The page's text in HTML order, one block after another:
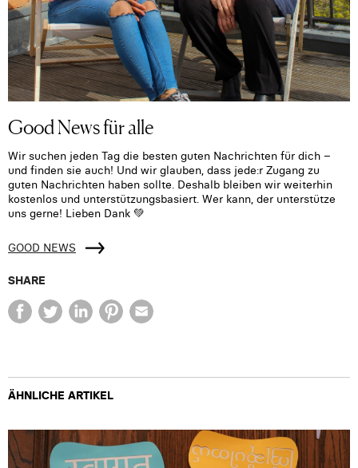
Good News für alle
Wir suchen jeden Tag die besten guten Nachrichten für dich –
und finden sie auch! Und wir glauben, dass jede:r Zugang zu
guten Nachrichten haben sollte. Deshalb bleiben wir weiterhin
kostenlos und unterstützungsbasiert. Wer kann, der unterstütze
uns gerne! Lieben Dank 💚
GOOD NEWS
SHARE
ÄHNLICHE ARTIKEL